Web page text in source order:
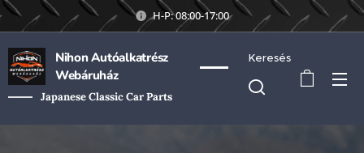
H-P: 08:00-17:00
Nihon Autóalkatrész
Webáruház
Japanese Classic Car Parts
Keresés